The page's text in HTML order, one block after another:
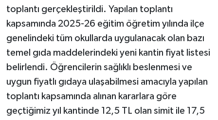
toplantı gerçekleştirildi. Yapılan toplantı
kapsamında 2025-26 eğitim öğretim yılında ilçe
genelindeki tüm okullarda uygulanacak olan bazı
temel gıda maddelerindeki yeni kantin fiyat listesi
belirlendi. Öğrencilerin sağlıklı beslenmesi ve
uygun fiyatlı gıdaya ulaşabilmesi amacıyla yapılan
toplantı kapsamında alınan kararlara göre
geçtiğimiz yıl kantinde 12,5 TL olan simit ile 17,5